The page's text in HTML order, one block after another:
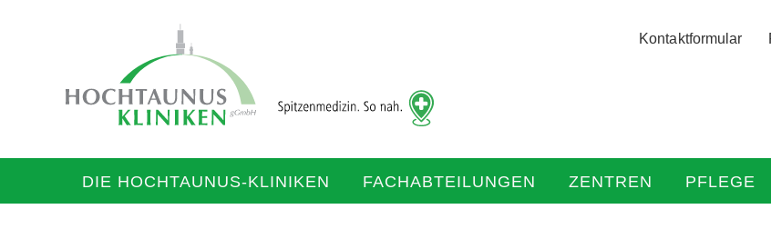
zur
Startseite
Kontaktformular
DIE HOCHTAUNUS-KLINIKEN FACHABTEILUNGEN ZENTREN PFLEGE